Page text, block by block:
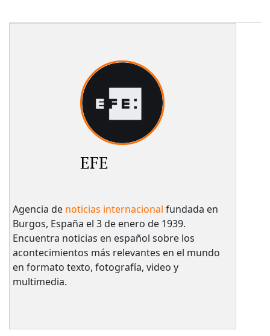
EFE
Agencia de noticias internacional fundada en
Burgos, España el 3 de enero de 1939.
Encuentra noticias en español sobre los
acontecimientos más relevantes en el mundo
en formato texto, fotografía, video y
multimedia.